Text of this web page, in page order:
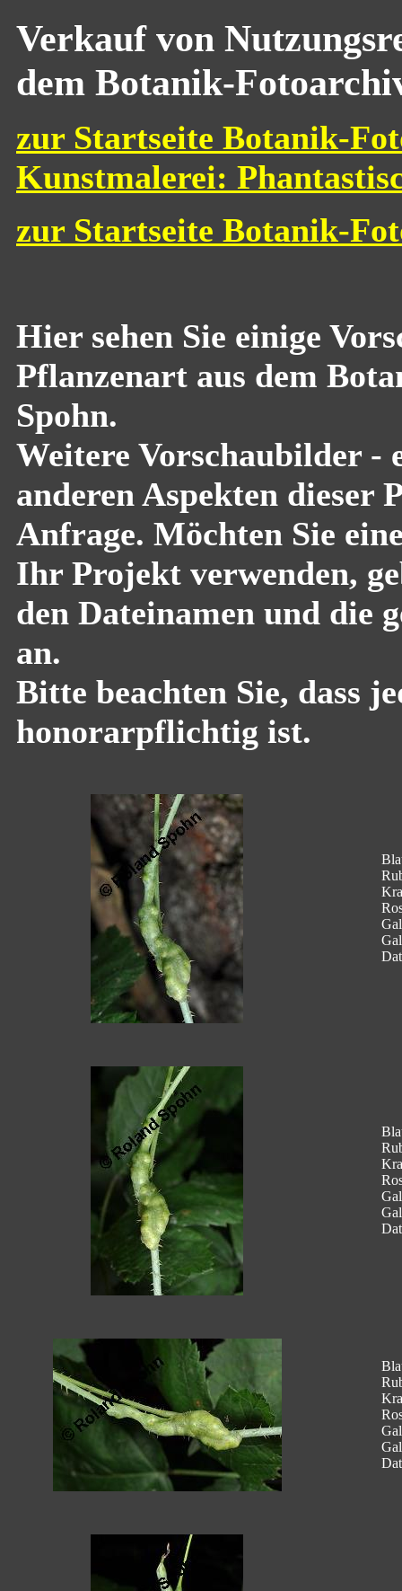
Verkauf von
dem Botanik-
zur Startseite Botanik-
Kunstmalerei:
zur Startseite Botanik-
Hier sehen Sie einige
Pflanzenart aus dem
Spohn.
Weitere Vorschaubilder -
anderen Aspekten dieser
Anfrage. Möchten Sie
Ihr Projekt verwenden,
den Dateinamen und die
an.
Bitte beachten Sie, dass
honorarpflichtig ist.